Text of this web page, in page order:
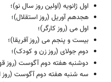
اول ژانویه (اولین روز سال نو)؛
هجدهم آوریل (روز استقلال)؛
اول می (روز کارگر)؛
بیست و پنجم می (روز آفریقا)؛
دوم جولای (روز زن و کودک)؛
دوشنبه هفته دوم آگوست (روز
سه شنبه هفته دوم آگوست (روز